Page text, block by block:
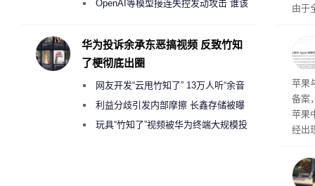
由于
前受
保
了
苹果
备案
苹果
经出
2000美元一晚 遭讽“反乌托邦”
OpenAI等模型接连失控发动攻击 谁该
华为投诉余承东恶搞视频 反致竹知
了梗彻底出圈
网友开发“云甩竹知了” 13万人听“余音
绕梁”利益分歧引发内部摩擦 长鑫存储被曝
曾将华为驻场工程师驱逐出研发基地
玩具“竹知了”视频被华为终端大规模投